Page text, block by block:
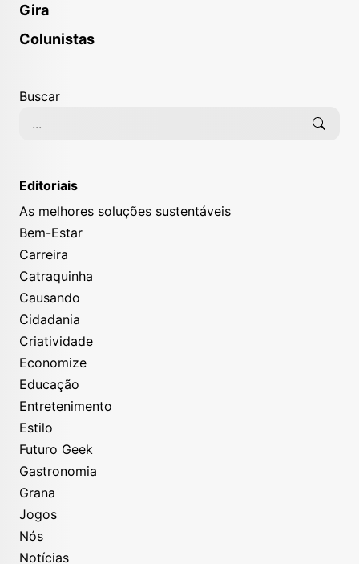
Gira
Colunistas
Buscar
Editoriais
As melhores soluções sustentáveis
Bem-Estar
Carreira
Catraquinha
Causando
Cidadania
Criatividade
Economize
Educação
Entretenimento
Estilo
Futuro Geek
Gastronomia
Grana
Jogos
Nós
Notícias